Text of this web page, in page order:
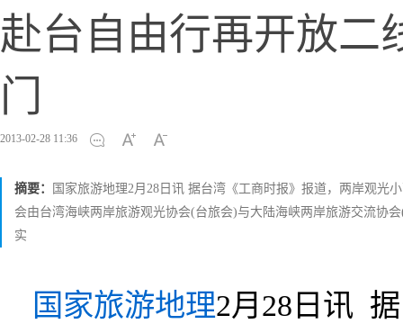
赴台自由行再开放二
门
2013-02-28 11:36
摘要：
国家旅游地理2月28日讯 据台湾《工商时报》报道，两岸观光
会由台湾海峡两岸旅游观光协会(台旅会)与大陆海峡两岸旅游交流协
实
国家旅游地理2月28日讯